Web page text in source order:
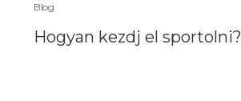
Blog
Hogyan kezdj el sportolni?